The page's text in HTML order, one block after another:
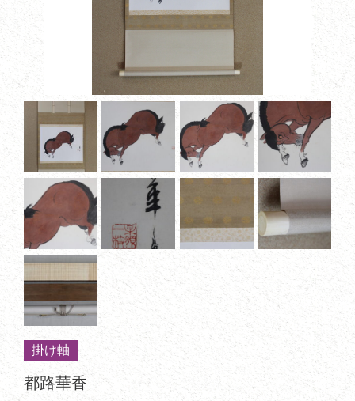
掛け軸
都路華香